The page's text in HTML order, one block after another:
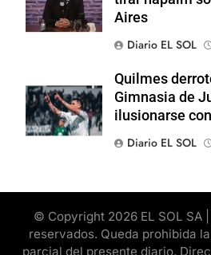
Aires
Diario EL SOL
Quilmes
Gimnasia de
ilusionarse
Diario EL SOL
© Copyright 2026 EL SOL SA
reservados. Queda prohibida
parcial del presente diario.